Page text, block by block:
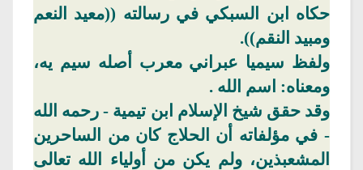
حكاه ابن
السبكي في رسالته ((معيد النعم
ومبيد النقم)).
ولفظ سيميا عبراني معرب أصله سيم يه،
ومعناه: اسم الله .
وقد حقق شيخ الإسلام ابن تيمية - رحمه الله
- في مؤلفاته أن الحلاج كان من الساحرين
المشعبذين، ولم يكن من أولياء الله تعالى